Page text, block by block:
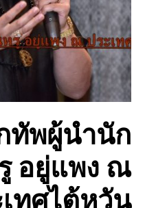
ทัพผู้นำนัก
อยู่แพง ณ